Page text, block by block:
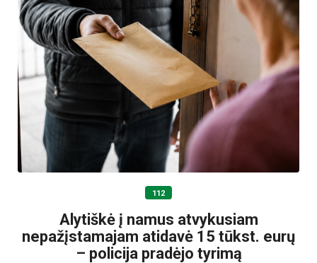
112
Alytiškė į namus atvykusiam
nepažįstamajam atidavė 15 tūkst. eurų
– policija pradėjo tyrimą